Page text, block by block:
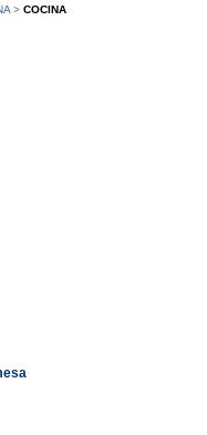
> COCINA